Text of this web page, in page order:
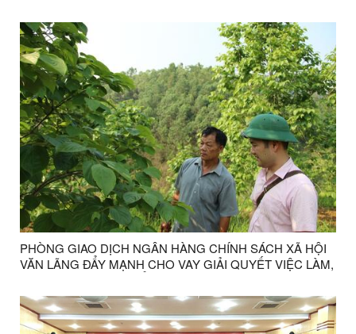
Na Sầm)
PHÒNG GIAO DỊCH NGÂN HÀNG CHÍNH SÁCH XÃ HỘI
VĂN LÃNG ĐẨY MẠNH CHO VAY GIẢI QUYẾT VIỆC LÀM,